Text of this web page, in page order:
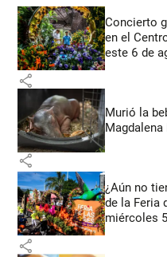
Concierto
en el
este 6 de
share
Murió la
Magdalena
share
¿Aún no
de la Feria
miércoles
share